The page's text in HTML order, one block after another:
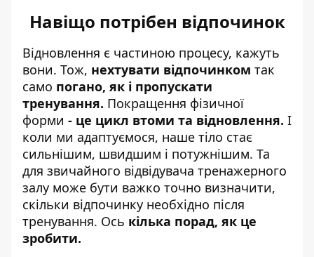
Навіщо потрібен відпочинок
Відновлення є частиною процесу, кажуть
вони. Тож, нехтувати відпочинком так
само погано, як і пропускати
тренування. Покращення фізичної
форми - це цикл втоми та відновлення. І
коли ми адаптуємося, наше тіло стає
сильнішим, швидшим і потужнішим. Та
для звичайного відвідувача тренажерного
залу може бути важко точно визначити,
скільки відпочинку необхідно після
тренування. Ось кілька порад, як це
зробити.